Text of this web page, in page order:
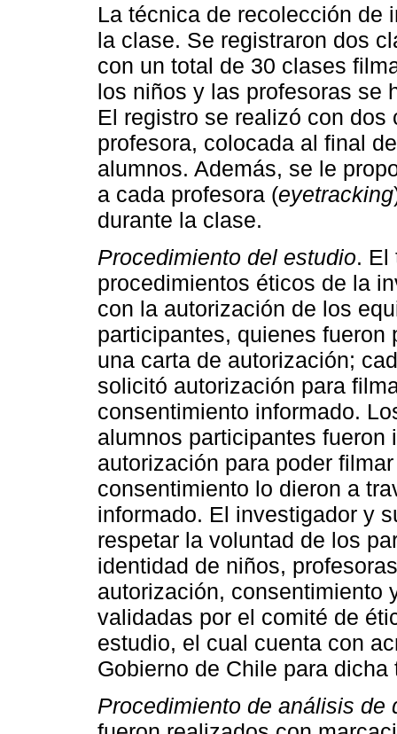
La técnica de recolección de
la clase. Se registraron dos
con un total de 30 clases
los niños y las profesoras se
El registro se realizó con
profesora, colocada al final
alumnos. Además, se le
a cada profesora (eyetracking
durante la clase.
Procedimiento del estudio. El
procedimientos éticos de la
con la autorización de los
participantes, quienes fueron
una carta de autorización;
solicitó autorización para
consentimiento informado.
alumnos participantes
autorización para poder
consentimiento lo dieron a
informado. El investigador y
respetar la voluntad de los
identidad de niños,
autorización, consentimiento
validadas por el comité de
estudio, el cual cuenta con
Gobierno de Chile para dicha
Procedimiento de análisis de